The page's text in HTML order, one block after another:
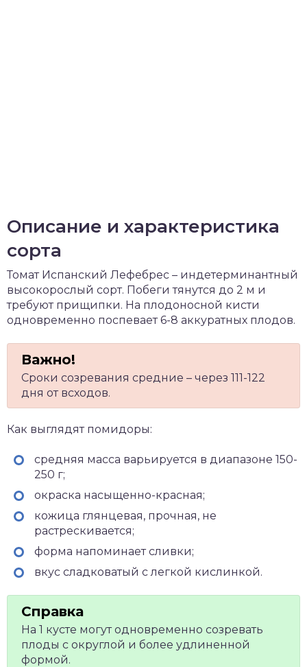
Описание и характеристика
сорта
Томат Испанский Лефебрес – индетерминантный
высокорослый сорт. Побеги тянутся до 2 м и
требуют прищипки. На плодоносной кисти
одновременно поспевает 6-8 аккуратных плодов.
Сроки созревания средние – через 111-122
дня от всходов.
Как выглядят помидоры:
средняя масса варьируется в диапазоне 150-
250 г;
окраска насыщенно-красная;
кожица глянцевая, прочная, не
растрескивается;
форма напоминает сливки;
вкус сладковатый с легкой кислинкой.
На 1 кусте могут одновременно созревать
плоды с округлой и более удлиненной
формой.